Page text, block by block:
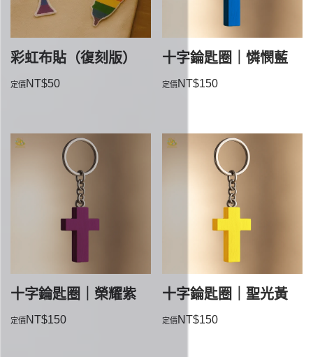
彩虹布貼（復刻版）
NT$50
十字錀匙圈｜憐憫藍
NT$150
十字錀匙圈｜榮耀紫
NT$150
十字錀匙圈｜聖光黃
NT$150